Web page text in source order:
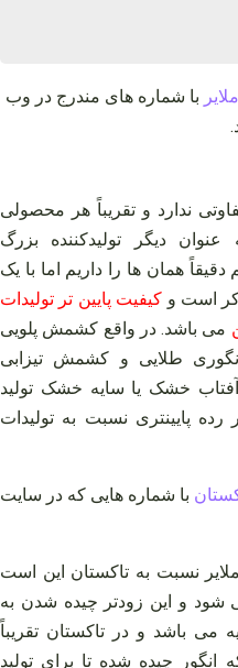
با شماره های مندرج در وب
.
ندارد و تقریباً هر محصولی
دیگر تولیدکننده بزرگ
همان‌ ها را داریم اما با یک
است و کیفیت پایین‌ تر تولیدات
می باشد. در واقع کشمش پلویی
طلایی و کشمش تیزابی
خشک یا سایه خشک تولید
پایینتری نسبت به تولیدات
با شماره هایی که در سایت
نسبت به تاکستان این است
شود و این زودتر چیده شدن به
می‌ باشد و در تاکستان تقریباً
چیده شده تا برای تولید